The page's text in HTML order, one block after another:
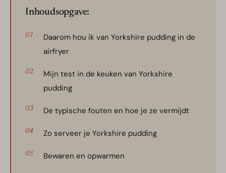
Inhoudsopgave:
Daarom hou ik van Yorkshire pudding in de
airfryer
Mijn test in de keuken van Yorkshire
pudding
De typische fouten en hoe je ze vermijdt
Zo serveer je Yorkshire pudding
Bewaren en opwarmen